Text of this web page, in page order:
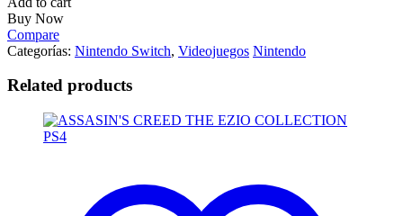
Buy Now
Compare
Categorías: Nintendo Switch, Videojuegos Nintendo
Related products